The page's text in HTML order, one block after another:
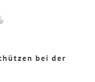
bei der